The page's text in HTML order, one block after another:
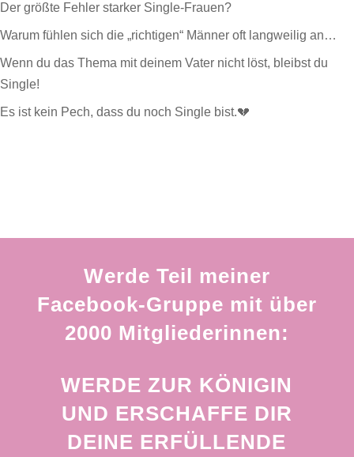
Der größte Fehler starker Single-Frauen?
Warum fühlen sich die „richtigen“ Männer oft langweilig an…
Wenn du das Thema mit deinem Vater nicht löst, bleibst du
Single!
Es ist kein Pech, dass du noch Single bist.💔
Werde Teil meiner
Facebook-Gruppe mit über
2000 Mitgliederinnen:
WERDE ZUR KÖNIGIN
UND ERSCHAFFE DIR
DEINE ERFÜLLENDE